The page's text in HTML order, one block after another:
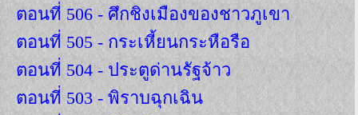
ตอนที่ 506 - ศึกชิงเมืองของชาวภูเขา
ตอนที่ 505 - กระเหี้ยนกระหือรือ
ตอนที่ 504 - ประตูด่านรัฐจ้าว
ตอนที่ 503 - พิราบฉุกเฉิน